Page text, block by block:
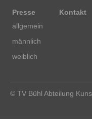
Presse
allgemein
männlich
weiblich
Kontakt
© TV Bühl Abteilung